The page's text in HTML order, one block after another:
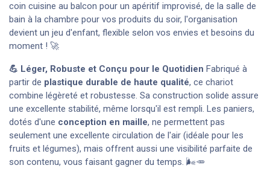
coin cuisine au balcon pour un apéritif improvisé, de la salle de
bain à la chambre pour vos produits du soir, l'organisation
devient un jeu d'enfant, flexible selon vos envies et besoins du
moment ! 🚀
💪 Léger, Robuste et Conçu pour le Quotidien Fabriqué à
partir de plastique durable de haute qualité, ce chariot
combine légèreté et robustesse. Sa construction solide assure
une excellente stabilité, même lorsqu'il est rempli. Les paniers,
dotés d'une conception en maille, ne permettent pas
seulement une excellente circulation de l'air (idéale pour les
fruits et légumes), mais offrent aussi une visibilité parfaite de
son contenu, vous faisant gagner du temps. 🌬️🥕